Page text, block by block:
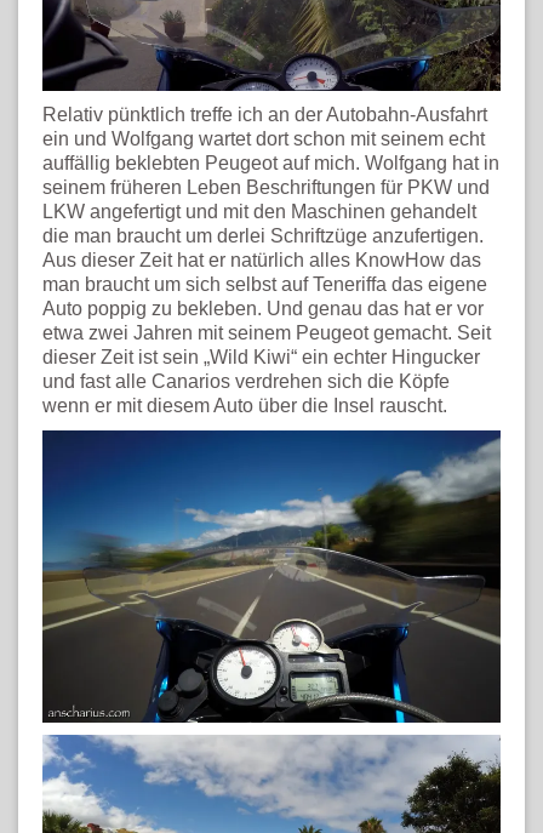
Relativ pünktlich treffe ich an der Autobahn-Ausfahrt
ein und Wolfgang wartet dort schon mit seinem echt
auffällig beklebten Peugeot auf mich. Wolfgang hat in
seinem früheren Leben Beschriftungen für PKW und
LKW angefertigt und mit den Maschinen gehandelt
die man braucht um derlei Schriftzüge anzufertigen.
Aus dieser Zeit hat er natürlich alles KnowHow das
man braucht um sich selbst auf Teneriffa das eigene
Auto poppig zu bekleben. Und genau das hat er vor
etwa zwei Jahren mit seinem Peugeot gemacht. Seit
dieser Zeit ist sein „Wild Kiwi“ ein echter Hingucker
und fast alle Canarios verdrehen sich die Köpfe
wenn er mit diesem Auto über die Insel rauscht.